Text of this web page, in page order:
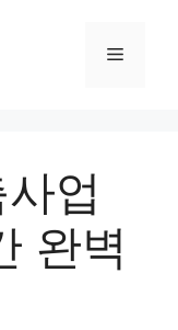
메
업
완벽